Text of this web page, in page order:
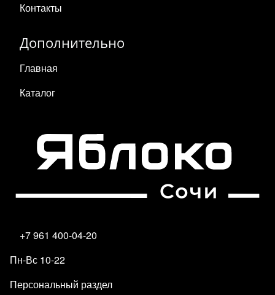
Контакты
Дополнительно
Главная
Каталог
+7 961 400-04-20
Пн-Вс 10-22
Персональный раздел